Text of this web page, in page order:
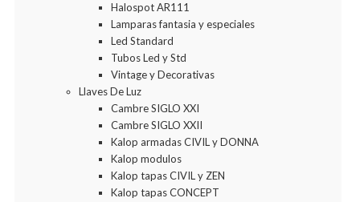
Halospot AR111
Lamparas fantasia y especiales
Led Standard
Tubos Led y Std
Vintage y Decorativas
Llaves De Luz
Cambre SIGLO XXI
Cambre SIGLO XXII
Kalop armadas CIVIL y DONNA
Kalop modulos
Kalop tapas CIVIL y ZEN
Kalop tapas CONCEPT